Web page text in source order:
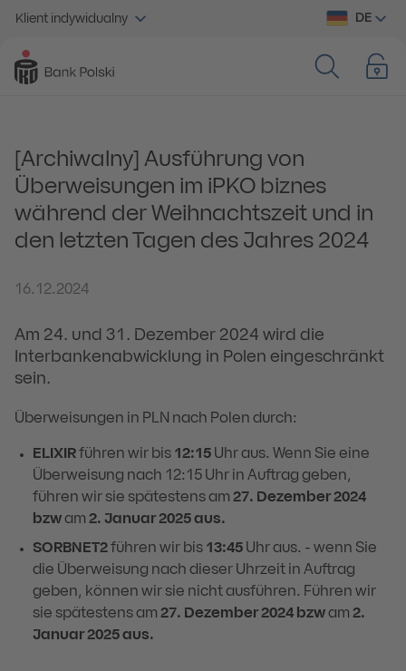
Klient indywidualny DE
[Archiwalny] Ausführung von
Überweisungen im iPKO biznes
während der Weihnachtszeit und in
den letzten Tagen des Jahres 2024
16.12.2024
Am 24. und 31. Dezember 2024 wird die
Interbankenabwicklung in Polen eingeschränkt
sein.
Überweisungen in PLN nach Polen durch:
ELIXIR führen wir bis 12:15 Uhr aus. Wenn Sie eine
Überweisung nach 12:15 Uhr in Auftrag geben,
führen wir sie spätestens am 27. Dezember 2024
bzw am 2. Januar 2025 aus.
SORBNET2 führen wir bis 13:45 Uhr aus. - wenn Sie
die Überweisung nach dieser Uhrzeit in Auftrag
geben, können wir sie nicht ausführen. Führen wir
sie spätestens am 27. Dezember 2024 bzw am 2.
Januar 2025 aus.